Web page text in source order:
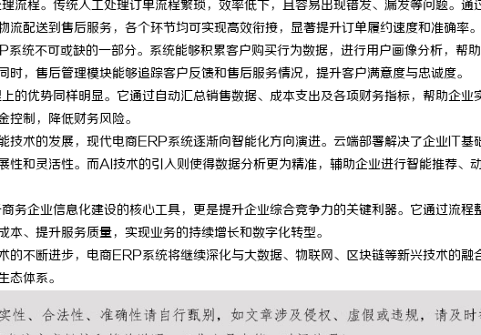
流程。传统人工处理订单流程繁琐，效率低下，且容易出现错发、漏发等问题。通
流配送到售后服务，各个环节均可实现高效衔接，显著提升订单履约速度和准确率。
统不可或缺的一部分。系统能够积累客户购买行为数据，进行用户画像分析，帮
时，售后管理模块能够追踪客户反馈和售后服务情况，提升客户满意度与忠诚度。
的优势同样明显。它通过自动汇总销售数据、成本支出及各项财务指标，帮助企业
控制，降低财务风险。
技术的发展，现代电商ERP系统逐渐向智能化方向演进。云端部署解决了企业IT基
性和灵活性。而AI技术的引入则使得数据分析更为精准，辅助企业进行智能推荐、
务企业信息化建设的核心工具，更是提升企业综合竞争力的关键利器。它通过流程
、提升服务质量，实现业务的持续增长和数字化转型。
的不断进步，电商ERP系统将继续深化与大数据、物联网、区块链等新兴技术的融
态体系。